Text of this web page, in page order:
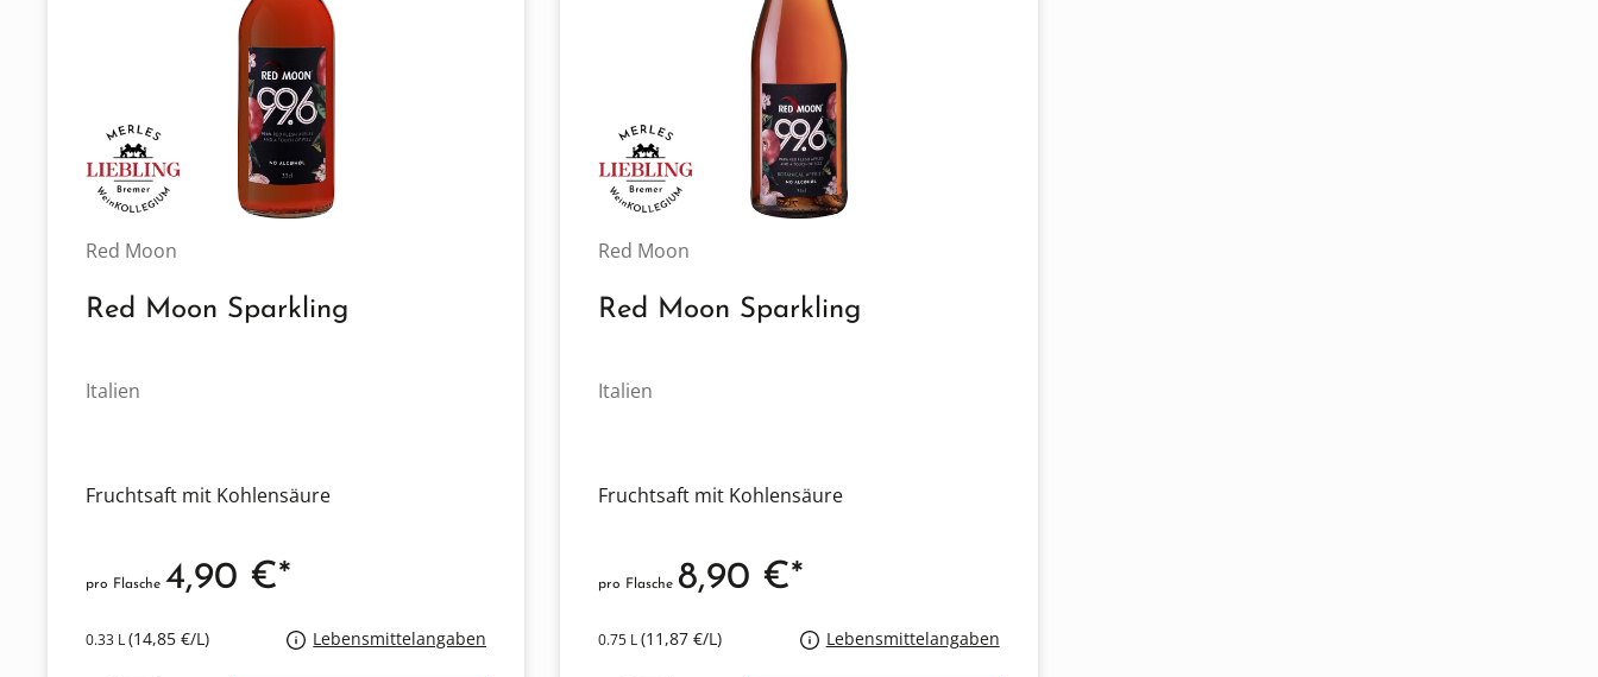
Red Moon
Red Moon Sparkling
Italien
Fruchtsaft mit Kohlensäure
0.33 L(14,85 €/L) Lebensmittelangaben
pro Flasche 4,90 €*
Red Moon
Red Moon Sparkling
Italien
Fruchtsaft mit Kohlensäure
0.75 L(11,87 €/L) Lebensmittelangaben
pro Flasche 8,90 €*